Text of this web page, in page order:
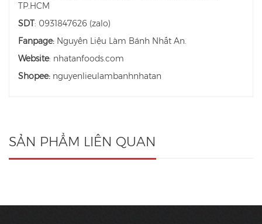
TP.HCM
SDT: 0931847626 (zalo)
Fanpage: Nguyên Liệu Làm Bánh Nhất An.
Website: nhatanfoods.com
Shopee: nguyenlieulambanhnhatan
SẢN PHẨM LIÊN QUAN